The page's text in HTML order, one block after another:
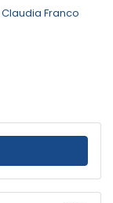
Claudia Franco